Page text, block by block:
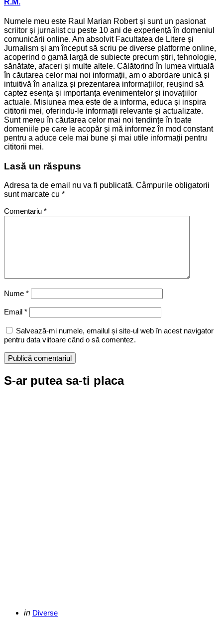
Numele meu este Raul Marian Robert și sunt un pasionat
scriitor și jurnalist cu peste 10 ani de experiență în domeniul
comunicării online. Am absolvit Facultatea de Litere și
Jurnalism și am început să scriu pe diverse platforme online,
acoperind o gamă largă de subiecte precum știri, tehnologie,
sănătate, afaceri și multe altele. Călătorind în lumea virtuală
în căutarea celor mai noi informații, am o abordare unică și
intuitivă în analiza și prezentarea informațiilor, reușind să
captez esența și importanța evenimentelor și inovațiilor
actuale. Misiunea mea este de a informa, educa și inspira
cititorii mei, oferindu-le informații relevante și actualizate.
Sunt mereu în căutarea celor mai noi tendințe în toate
domeniile pe care le acopăr și mă informez în mod constant
pentru a aduce cele mai bune și mai utile informații pentru
cititorii mei.
Lasă un răspuns
Adresa ta de email nu va fi publicată. Câmpurile obligatorii
sunt marcate cu *
Comentariu *
Nume *
Email *
Salvează-mi numele, emailul și site-ul web în acest navigator
pentru data viitoare când o să comentez.
S-ar putea sa-ti placa
Categories
Posted
in Diverse